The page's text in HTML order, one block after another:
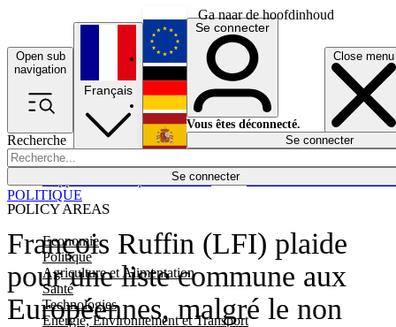
Ga naar de hoofdinhoud
Open sub
navigation
Close menu
Recherche
Se connecter
POLICY AREAS
Economie
Politique
Agriculture et Alimentation
Santé
Technologies
Energie, Environnement et Transport
Économie
Français
English
Deutsch
Español
Se connecter
Vous êtes déconnecté.
Se connecter
François Ruffin (LFI) plaide
pour une liste commune aux
Européennes, malgré le non
POLITIQUE